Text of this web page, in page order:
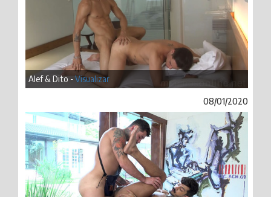
Alef & Dito -Visualizar
08/01/2020